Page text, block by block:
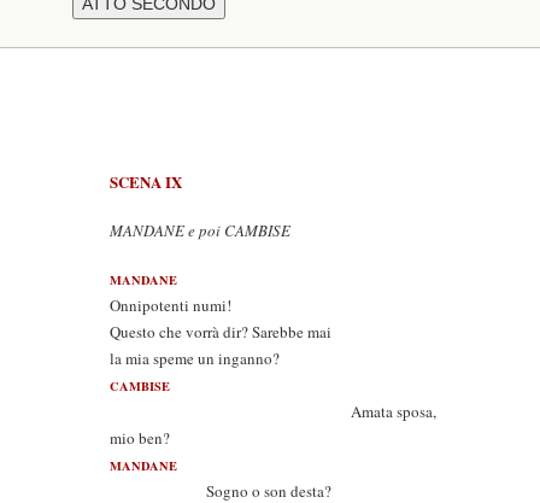
SCENA IX
MANDANE e poi CAMBISE
MANDANE
Onnipotenti numi!
Questo che vorrà dir? Sarebbe mai
la mia speme un inganno?
CAMBISE
Amata sposa,
mio ben?
MANDANE
Sogno o son desta?